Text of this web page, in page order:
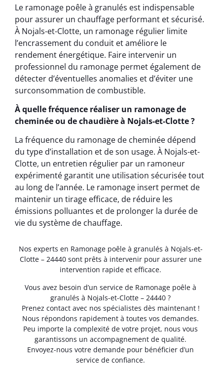
Le ramonage poêle à granulés est indispensable
pour assurer un chauffage performant et sécurisé.
À Nojals-et-Clotte, un ramonage régulier limite
l’encrassement du conduit et améliore le
rendement énergétique. Faire intervenir un
professionnel du ramonage permet également de
détecter d’éventuelles anomalies et d’éviter une
surconsommation de combustible.
À quelle fréquence réaliser un ramonage de
cheminée ou de chaudière à Nojals-et-Clotte ?
La fréquence du ramonage de cheminée dépend
du type d’installation et de son usage. À Nojals-et-
Clotte, un entretien régulier par un ramoneur
expérimenté garantit une utilisation sécurisée tout
au long de l’année. Le ramonage insert permet de
maintenir un tirage efficace, de réduire les
émissions polluantes et de prolonger la durée de
vie du système de chauffage.
Nos experts en Ramonage poêle à granulés à Nojals-et-
Clotte – 24440 sont prêts à intervenir pour assurer une
intervention rapide et efficace.
Vous avez besoin d’un service de Ramonage poêle à
granulés à Nojals-et-Clotte – 24440 ?
Prenez contact avec nos spécialistes dès maintenant !
Nous répondons rapidement à toutes vos demandes.
Peu importe la complexité de votre projet, nous vous
garantissons un accompagnement de qualité.
Envoyez-nous votre demande pour bénéficier d’un
service de confiance.